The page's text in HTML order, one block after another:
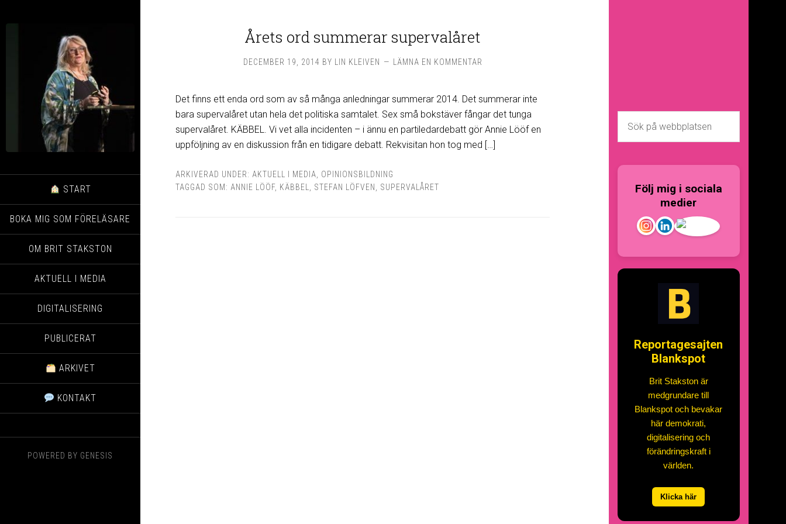
START
BOKA MIG SOM FÖRELÄSARE
OM BRIT STAKSTON
AKTUELL I MEDIA
DIGITALISERING
PUBLICERAT
ARKIVET
KONTAKT
POWERED BY GENESIS
Årets ord summerar supervalåret
DECEMBER 19, 2014 BY LIN KLEIVEN LÄMNA EN KOMMENTAR
Det finns ett enda ord som av så många anledningar summerar 2014. Det summerar inte
bara supervalåret utan hela det politiska samtalet. Sex små bokstäver fångar det tunga
supervalåret. KÄBBEL. Vi vet alla incidenten – i ännu en partiledardebatt gör Annie Lööf en
uppföljning av en diskussion från en tidigare debatt. Rekvisitan hon tog med […]
ARKIVERAD UNDER: AKTUELL I MEDIA
OPINIONSBILDNING
TAGGAD SOM: ANNIE LÖÖF, KÄBBEL STEFAN LÖFVEN SUPERVALÅRET
Följ mig i sociala
medier
Reportagesajten
Blankspot
Brit Stakston är
medgrundare till
Blankspot och bevakar
här demokrati,
digitalisering och
förändringskraft i
världen.
Klicka här